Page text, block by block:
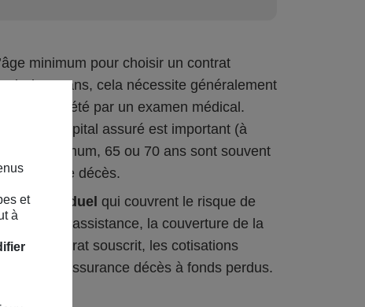
minimum pour choisir un contrat
de 50 ans, cela nécessite généralement
être complété par un examen médical.
le capital assuré est important (à
maximum, 65 ou 70 ans sont souvent
assurance décès.
individuel qui couvrent le risque de
l'autre (l'assistance, la couverture de la
de contrat souscrit, les cotisations
appelle l’assurance décès à fonds perdus.
et
à